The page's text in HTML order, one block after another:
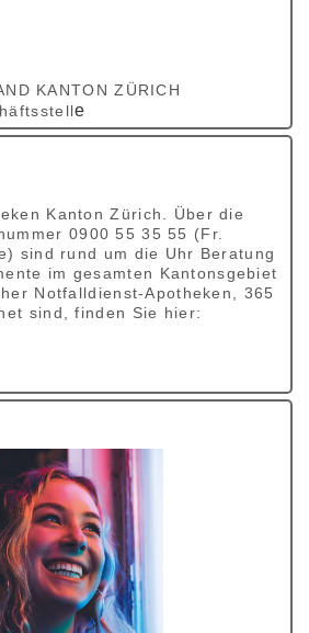
KANTON ZÜRICH
e
Kanton Zürich. Über die
0900 55 35 55 (Fr.
sind rund um die Uhr Beratung
im gesamten Kantonsgebiet
Notfalldienst-Apotheken, 365
sind, finden Sie hier: